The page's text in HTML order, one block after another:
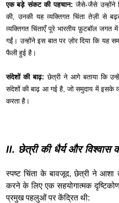
एक बड़े संकट की पहचान: जैसे-जैसे उन्होंने
की, उनकी यह व्यक्तिगत चिंता तेज़ी से
व्यक्तिगत चिंताएँ पूरे भारतीय फ़ुटबॉल जगत
गईं। उन्होंने इस बात पर ज़ोर दिया कि
फैली हुई है।
संदेशों की बाढ़: छेत्री ने आगे बताया कि
संदेशों की बाढ़ आ गई है, जो समुदाय में इसके
करता है।
II. छेत्री की धैर्य और विश्वास
स्पष्ट चिंता के बावजूद, छेत्री ने आशा
करने के लिए एक सहयोगात्मक
प्रमुख पहलुओं पर केंद्रित थी: